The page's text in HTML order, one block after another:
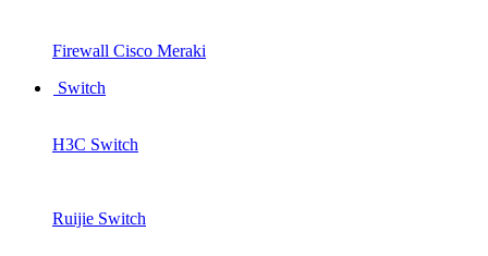
Firewall Cisco Meraki
Switch
H3C Switch
Ruijie Switch